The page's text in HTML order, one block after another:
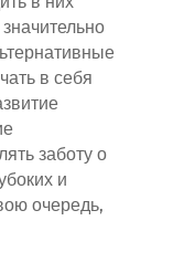
в себя
заботу о
и
очередь,